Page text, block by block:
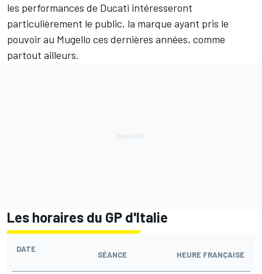
les performances de Ducati intéresseront
particulièrement le public, la marque ayant pris le
pouvoir au Mugello ces dernières années, comme
partout ailleurs.
Les horaires du GP d'Italie
DATE
SÉANCE HEURE FRANÇAISE